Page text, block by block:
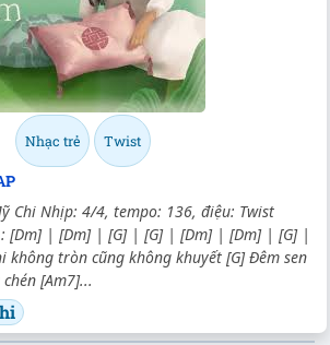
Nhạc trẻ Twist
Chi Nhịp: 4/4, tempo: 136, điệu: Twist
[Dm] | [Dm] | [G] | [G] | [Dm] | [Dm] | [G] |
không tròn cũng không khuyết [G] Đêm sen
[Am7]...